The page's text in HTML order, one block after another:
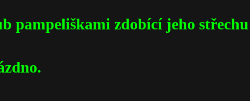
pampeliškami zdobící jeho střechu